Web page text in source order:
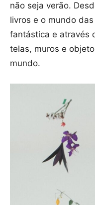
não seja verão.
livros e o mundo
fantástica e através
telas, muros e
mundo.